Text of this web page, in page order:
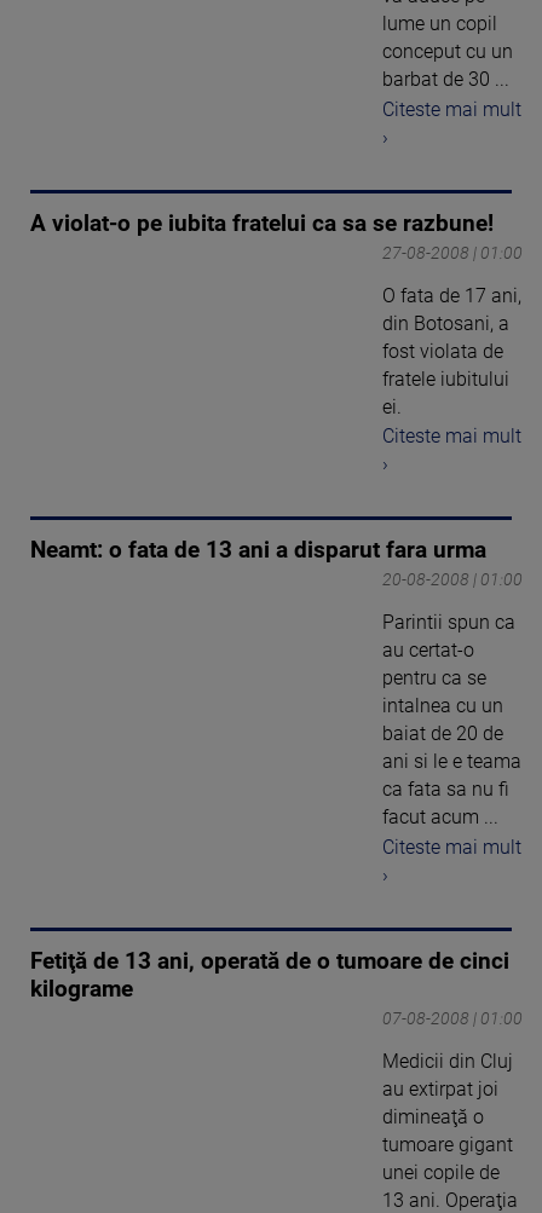
lume un copil
conceput cu un
barbat de 30 ...
Citeste mai mult
›
A violat-o pe iubita fratelui ca sa se razbune!
27-08-2008 | 01:00
O fata de 17 ani,
din Botosani, a
fost violata de
fratele iubitului
ei.
Citeste mai mult
›
Neamt: o fata de 13 ani a disparut fara urma
20-08-2008 | 01:00
Parintii spun ca
au certat-o
pentru ca se
intalnea cu un
baiat de 20 de
ani si le e teama
ca fata sa nu fi
facut acum ...
Citeste mai mult
›
Fetiţă de 13 ani, operată de o tumoare de cinci
kilograme
07-08-2008 | 01:00
Medicii din Cluj
au extirpat joi
dimineaţă o
tumoare gigant
unei copile de
13 ani. Operaţia